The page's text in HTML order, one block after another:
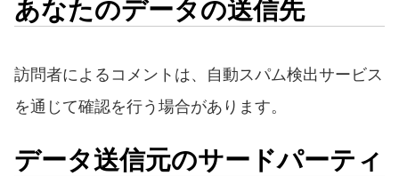
あなたのデータの送信先
訪問者によるコメントは、自動スパム検出サービス
を通じて確認を行う場合があります。
データ送信元のサードパーティ